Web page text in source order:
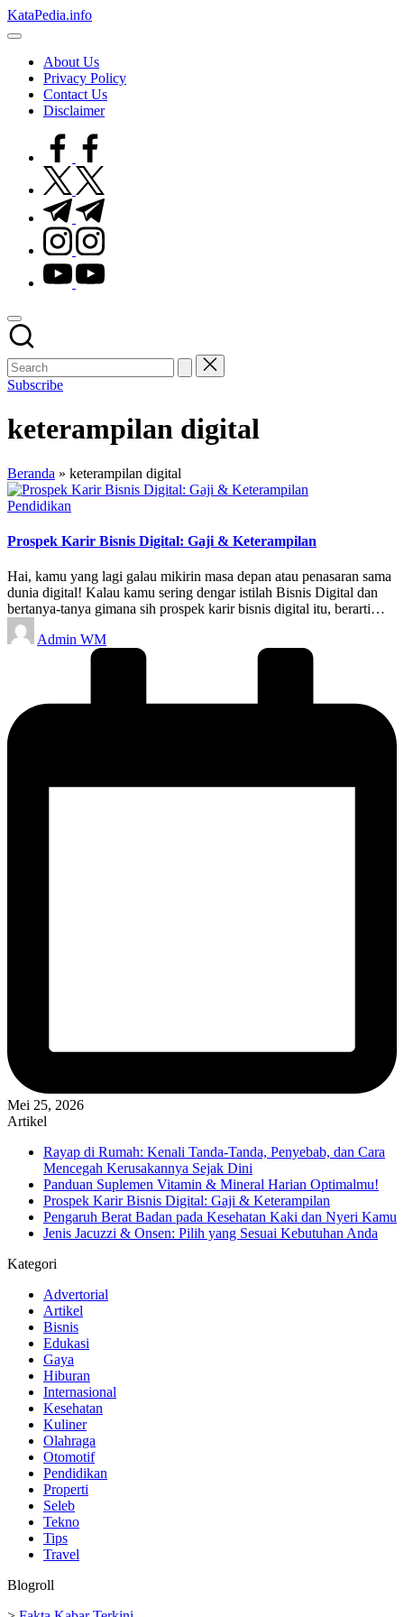
Skip
to
KataPedia.info
Berita
TerbaruAbout Us
Privacy Policy
Contact Us
Disclaimer
facebook.com
twitter.com
t.me
instagram.com
youtube.com
Subscribe
keterampilan digital
Beranda » keterampilan digital
Posted
Pendidikan
Prospek Karir Bisnis Digital: Gaji & Keterampilan
Hai, kamu yang lagi galau mikirin masa depan atau penasaran sama
dunia digital! Kalau kamu sering dengar istilah Bisnis Digital dan
bertanya-tanya gimana sih prospek karir bisnis digital itu, berarti…
Posted
by
Admin WM
Mei 25, 2026
Artikel
Rayap di Rumah: Kenali Tanda-Tanda, Penyebab, dan Cara
Mencegah Kerusakannya Sejak Dini
Panduan Suplemen Vitamin & Mineral Harian Optimalmu!
Prospek Karir Bisnis Digital: Gaji & Keterampilan
Pengaruh Berat Badan pada Kesehatan Kaki dan Nyeri Kamu
Jenis Jacuzzi & Onsen: Pilih yang Sesuai Kebutuhan Anda
Kategori
Advertorial
Artikel
Bisnis
Edukasi
Gaya
Hiburan
Internasional
Kesehatan
Kuliner
Olahraga
Otomotif
Pendidikan
Properti
Seleb
Tekno
Tips
Travel
Blogroll